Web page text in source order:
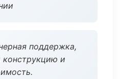
поддержка,
конструкцию и